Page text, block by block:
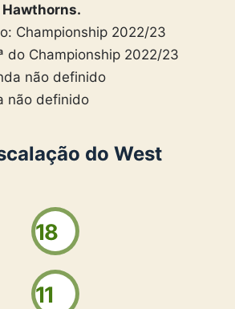
Hawthorns.
Championship 2022/23
do Championship 2022/23
não definido
não definido
do West
18
11